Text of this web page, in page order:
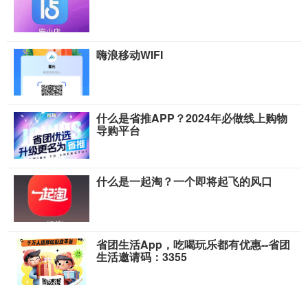
嗨浪移动WIFI
什么是省推APP？2024年必做线上购物
导购平台
什么是一起淘？一个即将起飞的风口
省团生活App，吃喝玩乐都有优惠--省团
生活邀请码：3355